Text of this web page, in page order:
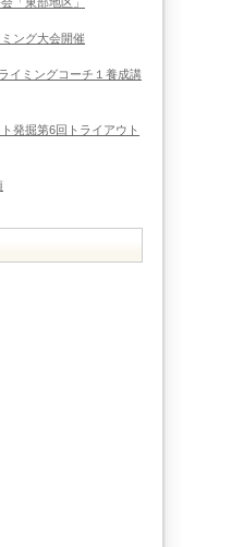
ング大会開催
イミングコーチ１養成講
発掘第6回トライアウト